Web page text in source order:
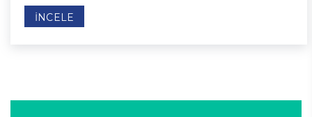
İNCELE